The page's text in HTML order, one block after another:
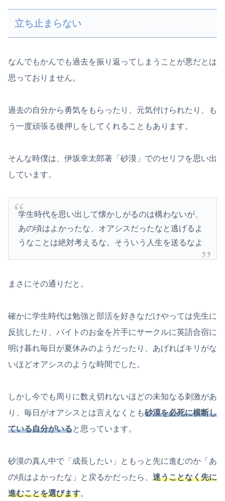
立ち止まらない
なんでもかんでも過去を振り返ってしまうことが悪だとは
思っておりません。
過去の自分から勇気をもらったり、元気付けられたり、も
う一度頑張る後押しをしてくれることもあります。
そんな時僕は、伊坂幸太郎著「砂漠」でのセリフを思い出
しています。
学生時代を思い出して懐かしがるのは構わないが、
あの頃はよかったな、オアシスだったなと逃げるよ
うなことは絶対考えるな。そういう人生を送るなよ
まさにその通りだと。
確かに学生時代は勉強と部活を好きなだけやっては先生に
反抗したり、バイトのお金を片手にサークルに英語合宿に
明け暮れ毎日が夏休みのようだったり、あげればキリがな
いほどオアシスのような時間でした。
しかし今でも周りに数え切れないほどの未知なる刺激があ
り、毎日がオアシスとは言えなくとも砂漠を必死に横断し
ている自分がいると思っています。
砂漠の真ん中で「成長したい」ともっと先に進むのか「あ
の頃はよかったな」と戻るかだったら、 迷うことなく先に
進むことを選びます。